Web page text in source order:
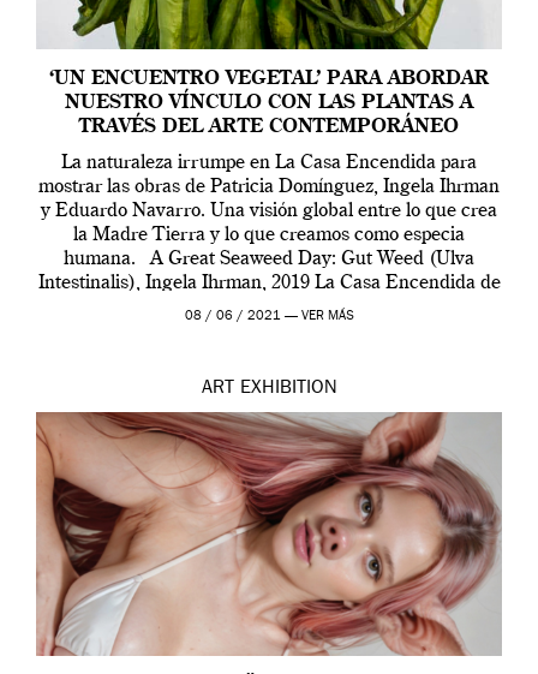
‘UN ENCUENTRO VEGETAL’ PARA ABORDAR
NUESTRO VÍNCULO CON LAS PLANTAS A
TRAVÉS DEL ARTE CONTEMPORÁNEO
La naturaleza irrumpe en La Casa Encendida para
mostrar las obras de Patricia Domínguez, Ingela Ihrman
y Eduardo Navarro. Una visión global entre lo que crea
la Madre Tierra y lo que creamos como especia
humana. A Great Seaweed Day: Gut Weed (Ulva
Intestinalis), Ingela Ihrman, 2019 La Casa Encendida de
Madrid y la Wellcome […]
08 / 06 / 2021 — VER MÁS
ART EXHIBITION